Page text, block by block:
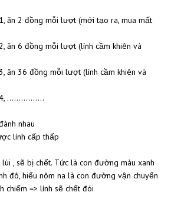
ăn 2 đồng mỗi lượt (mới tạo ra, mua mất
ăn 6 đồng mỗi lượt (lính cầm khiên và
ăn 36 đồng mỗi lượt (lính cầm khiên và
................
nhau
lính cấp thấp
, sẽ bị chết. Tức là con đường màu xanh
đô, hiểu nôm na là con đường vận chuyển
chiếm => lính sẽ chết đói